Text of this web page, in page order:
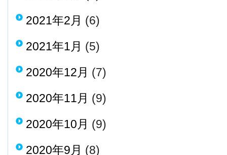
2021年2月 (6)
2021年1月 (5)
2020年12月 (7)
2020年11月 (9)
2020年10月 (9)
2020年9月 (8)